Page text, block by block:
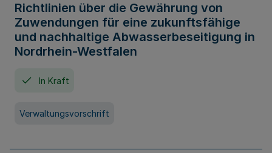
Richtlinien über die Gewährung von
Zuwendungen für eine zukunftsfähige
und nachhaltige Abwasserbeseitigung in
Nordrhein-Westfalen
In Kraft
Verwaltungsvorschrift